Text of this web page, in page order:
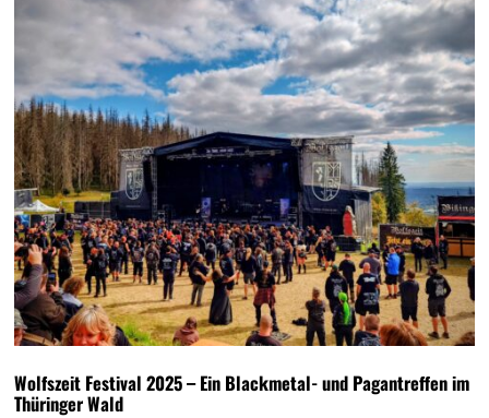
Wolfszeit Festival 2025 – Ein Blackmetal- und Pagantreffen im
Thüringer Wald